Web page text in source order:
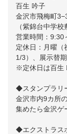
百生 吟子
金沢市飛梅町
（紫錦台中学校
営業時間：9:30
定休日：月曜（
1/3）、展示替
※定休日は百生
◆スタンプラリ
金沢市内9カ所
集めたら金沢ゲ
◆エクストラス